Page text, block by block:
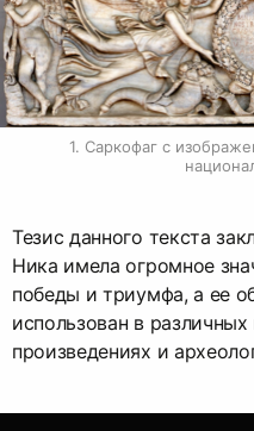
1. Саркофаг с
Тезис данного текста
Ника имела огромное
победы и триумфа, а ее
использован в
произведениях и